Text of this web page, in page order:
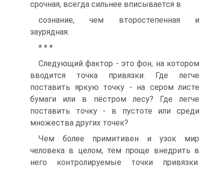
срочная, всегда сильнее вписывается в
сознание, чем второстепенная и
заурядная.
* * *
Следующий фактор - это фон, на котором
вводится точка привязки. Где легче
поставить яркую точку - на сером листе
бумаги или в пёстром лесу? Где легче
поставить точку - в пустоте или среди
множества других точек?
Чем более примитивен и узок мир
человека в целом, тем проще внедрить в
него контролируемые точки привязки.